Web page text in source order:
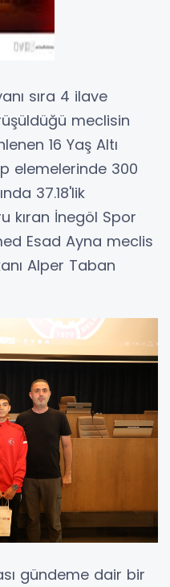
sıra 4 ilave
meclisin
16 Yaş Altı
elemelerinde 300
37.18'lik
kıran İnegöl Spor
Esad Ayna meclis
Alper Taban
gündeme dair bir